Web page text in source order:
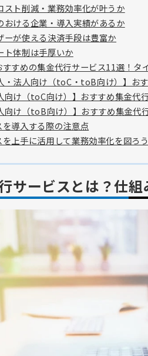
スト削減・業務効率化が叶うか
おける企業・導入実績があるか
ーが使える決済手段は豊富か
ト体制は手厚いか
すすめの集金代行サービス11選！タ
・法人向け（toC・toB向け）】お
向け（toC向け）】おすすめ集金代
向け（toB向け）】おすすめ集金代
導入する際の注意点
上手に活用して業務効率化を図ろう
サービスとは？仕